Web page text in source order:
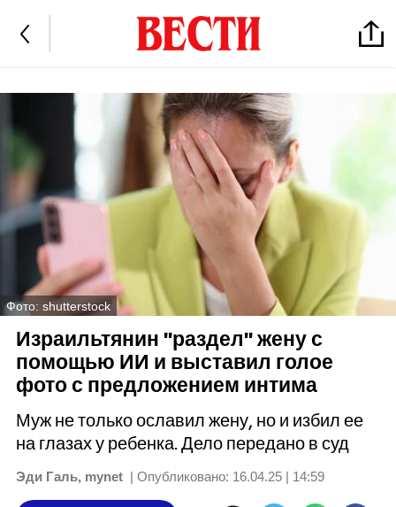
Фото: shutterstock
Израильтянин "раздел" жену с
помощью ИИ и выставил голое
фото с предложением интима
Муж не только ославил жену, но и избил ее
на глазах у ребенка. Дело передано в суд
Эди Галь, mynet | Опубликовано: 16.04.25 | 14:59